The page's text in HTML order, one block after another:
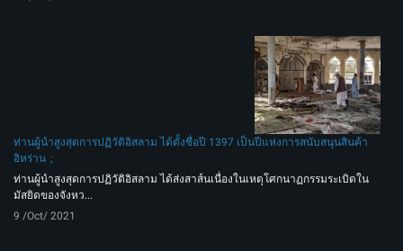
ท่านผู้นำสูงสุดการปฏิวัติอิสลาม ได้ตั้งชื่อปี 1397 เป็นปีแห่งการสนับสนุนสินค้า
อิหร่าน
ท่านผู้นำสูงสุดการปฏิวัติอิสลาม ได้ส่งสาส์นเนื่องในเหตุโศกนาฏกรรมระเบิดใน
มัสยิดของจังหว...
9 /Oct/ 2021